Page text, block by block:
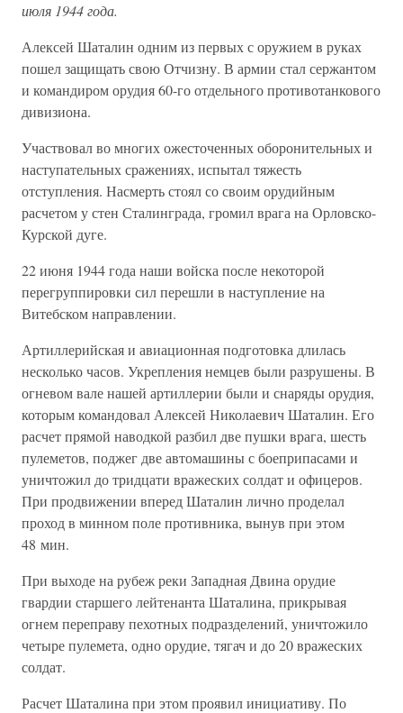
июля 1944 года.
Алексей Шаталин одним из первых с оружием в руках
пошел защищать свою Отчизну. В армии стал сержантом
и командиром орудия 60-го отдельного противотанкового
дивизиона.
Участвовал во многих ожесточенных оборонительных и
наступательных сражениях, испытал тяжесть
отступления. Насмерть стоял со своим орудийным
расчетом у стен Сталинграда, громил врага на Орловско-
Курской дуге.
22 июня 1944 года наши войска после некоторой
перегруппировки сил перешли в наступление на
Витебском направлении.
Артиллерийская и авиационная подготовка длилась
несколько часов. Укрепления немцев были разрушены. В
огневом вале нашей артиллерии были и снаряды орудия,
которым командовал Алексей Николаевич Шаталин. Его
расчет прямой наводкой разбил две пушки врага, шесть
пулеметов, поджег две автомашины с боеприпасами и
уничтожил до тридцати вражеских солдат и офицеров.
При продвижении вперед Шаталин лично проделал
проход в минном поле противника, вынув при этом
48 мин.
При выходе на рубеж реки Западная Двина орудие
гвардии старшего лейтенанта Шаталина, прикрывая
огнем переправу пехотных подразделений, уничтожило
четыре пулемета, одно орудие, тягач и до 20 вражеских
солдат.
Расчет Шаталина при этом проявил инициативу. По